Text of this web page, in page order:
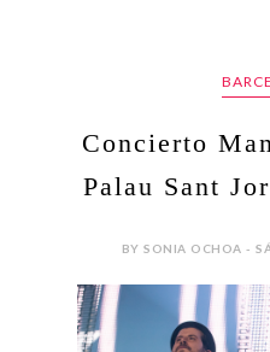
Concierto
Palau Sant
BY SONIA OCHOA -